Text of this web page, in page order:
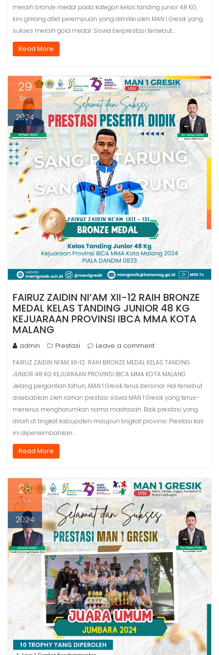
meraih bronze medal pada kategori kelas tanding junior 48 KG,
kini gilirang atlet perempuan yang dimiliki oleh MAN 1 Gresik yang
sukses meraih gold medal. Siswa berprestasi tersebut…
Read More
29
Des
2024
FAIRUZ ZAIDIN NI’AM XII-12 RAIH BRONZE
MEDAL KELAS TANDING JUNIOR 48 KG
KEJUARAAN PROVINSI IBCA MMA KOTA
MALANG
admin Prestasi Leave a comment
FAIRUZ ZAIDIN NI’AM XII-12 RAIH BRONZE MEDAL KELAS TANDING
JUNIOR 48 KG KEJUARAAN PROVINSI IBCA MMA KOTA MALANG
Jelang pergantian tahun, MAN 1 Gresik terus bersinar. Hal tersebut
disebabkan oleh raihan prestasi siswa MAN 1 Gresik yang terus-
menerus mengharumkan nama madrasah. Baik prestasi yang
diraih di tingkat kabupaten maupun tingkat provinsi. Prestasi kali
ini dipersembahkan…
Read More
28
Des
2024